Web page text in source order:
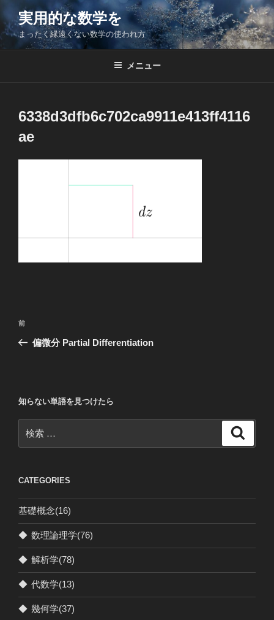
ン
テ
ン
実用的な数学を
まったく縁遠くない数学の使われ方
メニュー
6338d3dfb6c702ca9911e413ff4116
ae
投
ー
シ
ョ
過
去
前
偏微分 Partial Differentiation
知らない単語を見つけたら
索:
CATEGORIES
基礎概念(16)
◆ 数理論理学(76)
◆ 解析学(78)
◆ 代数学(13)
◆ 幾何学(37)